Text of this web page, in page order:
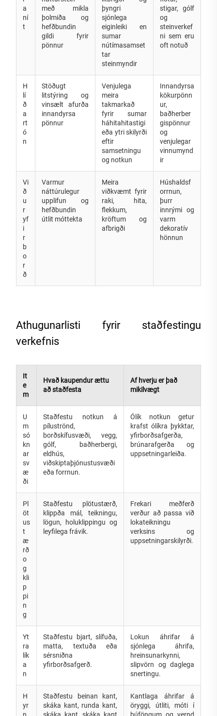
a
ní
t
með mikla
þolmiða og
hefðbundin
gildi fyrir
pönnur
þyngri
sjónlega
eiginleiki en
sumar
nútímasamset
tar
steinmyndir
stigar, gólf
og
steinverkef
ni sem eru
oft notuð
H
lí
ð
a
rt
ó
n
Stöðugt
litstýring og
vinsælt afurða
innandyrsa
pönnur
Venjulega
meira
takmarkað
fyrir sumar
háhitahitastigi
eða ytri skilyrði
eftir
samsetningu
og notkun
Innandyrsa
kökurpönn
ur,
baðherber
gispönnur
og
venjulegar
vinnumynd
ir
Vi
ð
u
r
yf
i
r
b
o
r
ð
Varmur
náttúrulegur
upplifun og
hefðbundin
útlit móttekta
Meira
viðkvæmt fyrir
raki, hita,
flekkum,
kröftum og
afbrigði
Húshaldsf
orrnun,
þurr
innrými og
varm
dekoratív
hönnun
Athugunarlisti fyrir staðfestingu
verkefnis
It
e
m
Hvað kaupendur ættu
að staðfesta
Af hverju er það
mikilvægt
U
m
só
kn
ar
sv
æ
ði
Staðfestu notkun á
píluströnd,
borðskífusvæði, vegg,
gólf, baðherbergi,
eldhús,
viðskiptaþjónustusvæði
eða forrnun.
Ólík notkun getur
krafst ólíkra þykktar,
yfirborðsafgerða,
brúnarafgerða og
uppsetningarleiða.
Pl
öt
us
t
æ
rð
o
g
kli
p
pi
n
g
Staðfestu plötustærð,
klippða mál, teikningu,
lögun, holuklippingu og
leyfilega frávik.
Frekari meðferð
verður að passa við
lokateikningu
verksins og
uppsetningarskilyrði.
Yt
ra
lík
a
n
Staðfestu bjart, slífuða,
matta, textuða eða
sérsniðna
yfirborðsafgerð.
Lokun áhrifar á
sjónlega áhrifa,
hreinsunarkynni,
slipvörn og daglega
snertingu.
H
yr
Staðfestu beinan kant,
skáka kant, runda kant,
Kantlaga áhrifar á
öryggi, útliti, móti í